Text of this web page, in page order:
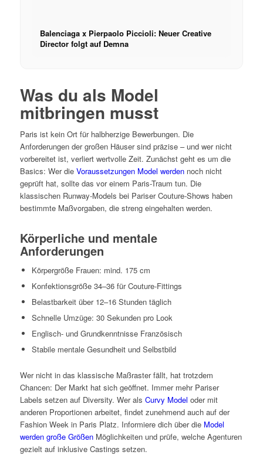
Balenciaga x Pierpaolo Piccioli: Neuer Creative
Director folgt auf Demna
Was du als Model
mitbringen musst
Paris ist kein Ort für halbherzige Bewerbungen. Die
Anforderungen der großen Häuser sind präzise – und wer nicht
vorbereitet ist, verliert wertvolle Zeit. Zunächst geht es um die
Basics: Wer die Voraussetzungen Model werdennoch nicht
geprüft hat, sollte das vor einem Paris-Traum tun. Die
klassischen Runway-Models bei Pariser Couture-Shows haben
bestimmte Maßvorgaben, die streng eingehalten werden.
Körperliche und mentale
Anforderungen
Körpergröße Frauen: mind. 175 cm
Konfektionsgröße 34–36 für Couture-Fittings
Belastbarkeit über 12–16 Stunden täglich
Schnelle Umzüge: 30 Sekunden pro Look
Englisch- und Grundkenntnisse Französisch
Stabile mentale Gesundheit und Selbstbild
Wer nicht in das klassische Maßraster fällt, hat trotzdem
Chancen: Der Markt hat sich geöffnet. Immer mehr Pariser
Labels setzen auf Diversity. Wer als Curvy Model oder mit
anderen Proportionen arbeitet, findet zunehmend auch auf der
Fashion Week in Paris Platz. Informiere dich über die Model
werden große GrößenMöglichkeiten und prüfe, welche Agenturen
gezielt auf inklusive Castings setzen.